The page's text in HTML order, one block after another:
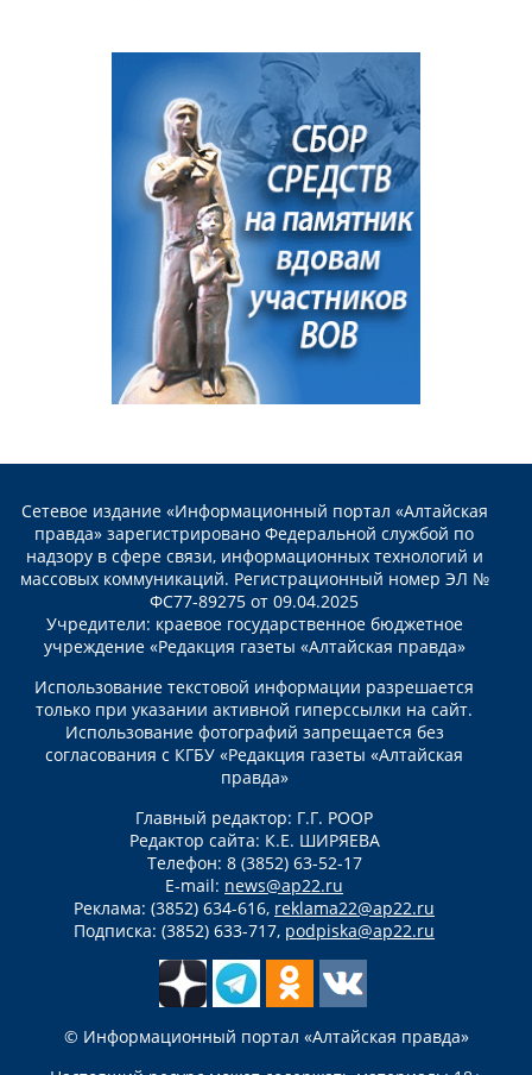
Сетевое издание «Информационный портал «Алтайская
правда» зарегистрировано Федеральной службой по
надзору в сфере связи, информационных технологий и
массовых коммуникаций. Регистрационный номер ЭЛ №
ФС77-89275 от 09.04.2025
Учредители: краевое государственное бюджетное
учреждение «Редакция газеты «Алтайская правда»
Использование текстовой информации разрешается
только при указании активной гиперссылки на сайт.
Использование фотографий запрещается без
согласования с КГБУ «Редакция газеты «Алтайская
правда»
Главный редактор: Г.Г. РООР
Редактор сайта: К.Е. ШИРЯЕВА
Телефон: 8 (3852) 63-52-17
E-mail: news@ap22.ru
Реклама: (3852) 634-616, reklama22@ap22.ru
Подписка: (3852) 633-717, podpiska@ap22.ru
© Информационный портал «Алтайская правда»